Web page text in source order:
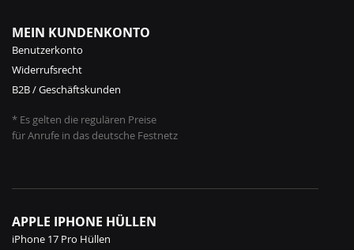
MEIN KUNDENKONTO
Benutzerkonto
Widerrufsrecht
B2B / Geschäftskunden
* Es gelten die regulären Preise
für Anrufe in das deutsche Festnetz
APPLE IPHONE HÜLLEN
iPhone 17 Pro Hüllen